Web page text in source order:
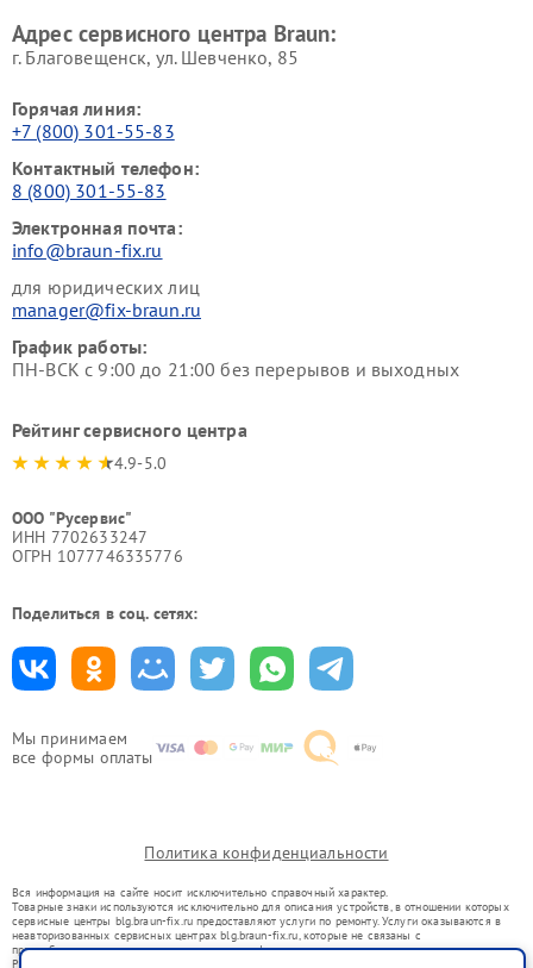
Мы принимаем
все формы оплаты
Адрес сервисного центра Braun:
г. Благовещенск, ул. Шевченко, 85
Горячая линия:
+7 (800) 301-55-83
Контактный телефон:
8 (800) 301-55-83
Электронная почта:
info@braun-fix.ru
для юридических лиц
manager@fix-braun.ru
График работы:
ПН-ВСК с 9:00 до 21:00 без перерывов и выходных
Рейтинг сервисного центра
4.9-5.0
ООО "Русервис"
ИНН 7702633247
ОГРН 1077746335776
Поделиться в соц. сетях:
Политика конфиденциальности
Вся информация на сайте носит исключительно справочный характер.
Товарные знаки используются исключительно для описания устройств, в отношении которых
сервисные центры blg.braun-fix.ru предоставляют услуги по ремонту. Услуги оказываются в
неавторизованных сервисных центрах blg.braun-fix.ru, которые не связаны с
правообладателями товарных знаков или их официальными представителями.
Ремонт осуществляется для устройств, уже введенных в гражданский оборот в соответствии